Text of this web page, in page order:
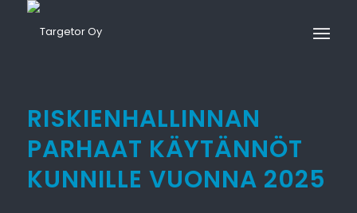
RISKIENHALLINNAN
PARHAAT KÄYTÄNNÖT
KUNNILLE VUONNA 2025